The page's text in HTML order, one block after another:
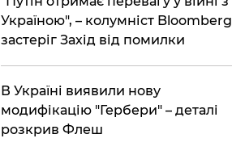
Україною", – колумніст Bloomberg
застеріг Захід від помилки
В Україні виявили нову
модифікацію "Гербери" – деталі
розкрив Флеш